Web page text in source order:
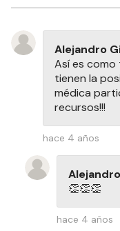
Alejandro
Así es
tienen la
médica
recursos!!!
hace 4 años
👏👏👏
hace 4 años